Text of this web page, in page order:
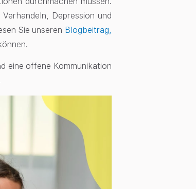
Depression und
Sie unseren Blogbeitrag,
eine offene Kommunikation